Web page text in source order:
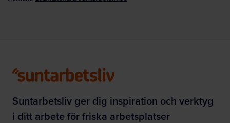
Suntarbetsliv ger dig inspiration och verktyg
i ditt arbete för friska arbetsplatser